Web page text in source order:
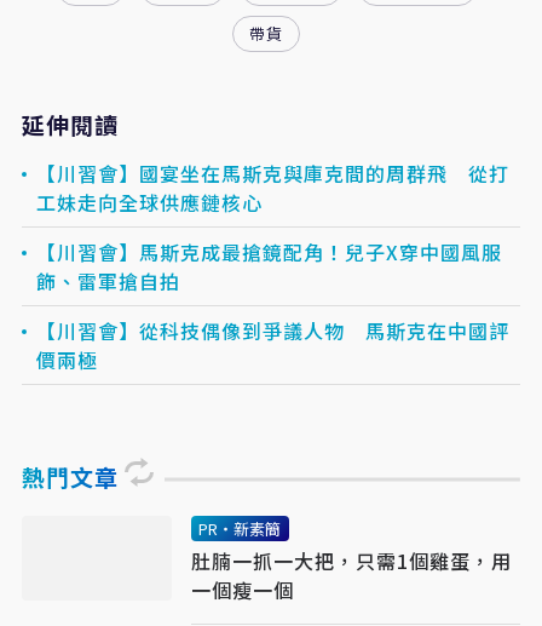
帶貨
延伸閱讀
【川習會】國宴坐在馬斯克與庫克間的周群飛 從打
工妹走向全球供應鏈核心
【川習會】馬斯克成最搶鏡配角！兒子X穿中國風服
飾、雷軍搶自拍
【川習會】從科技偶像到爭議人物 馬斯克在中國評
價兩極
熱門文章
PR・新素簡
肚腩一抓一大把，只需1個雞蛋，用
一個瘦一個